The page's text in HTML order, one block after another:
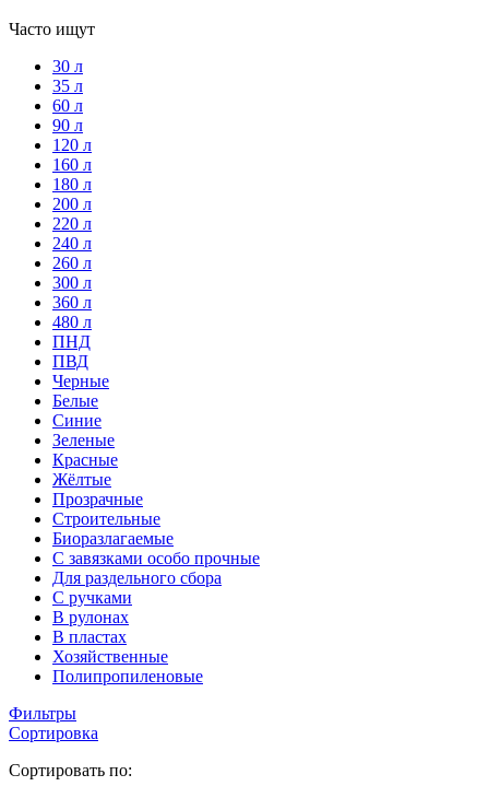
Часто ищут
30 л
35 л
60 л
90 л
120 л
160 л
180 л
200 л
220 л
240 л
260 л
300 л
360 л
480 л
ПНД
ПВД
Черные
Белые
Синие
Зеленые
Красные
Жёлтые
Прозрачные
Строительные
Биоразлагаемые
С завязками особо прочные
Для раздельного сбора
С ручками
В рулонах
В пластах
Хозяйственные
Полипропиленовые
Фильтры
Сортировка
Сортировать по: